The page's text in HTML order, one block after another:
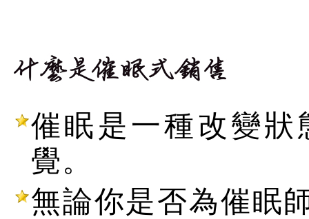
催眠是一種改變
覺。
無論你是否為催眠